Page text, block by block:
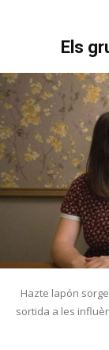
Els
Hazte lapón
sortida a les